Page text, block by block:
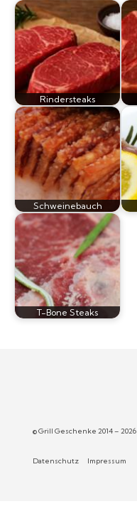
Rindersteaks
Schweinebauch
T-Bone Steaks
© Grill Geschenke 2014 – 2026
Datenschutz Impressum